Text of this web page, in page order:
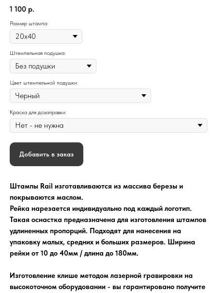
1 100 р.
Размер штампа:
Штемпельная подушка:
Цвет штемпельной подушки:
Краска для дозаправки:
Добавить в заказ
Штампы Rail изготавливаются из массива березы и
покрываются маслом.
Рейка нарезается индивидуально под каждый логотип.
Такая оснастка предназначена для изготовления штампов
удлиненных пропорций. Подходят для нанесения на
упаковку малых, средних и больших размеров. Ширина
рейки от 10 до 40мм / длина до 180мм.
Изготовление клише методом лазерной гравировки на
высокоточном оборудовании - вы гарантировано получите